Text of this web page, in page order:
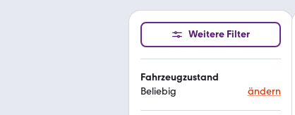
Weitere Filter
Fahrzeugzustand
Beliebig
ändern